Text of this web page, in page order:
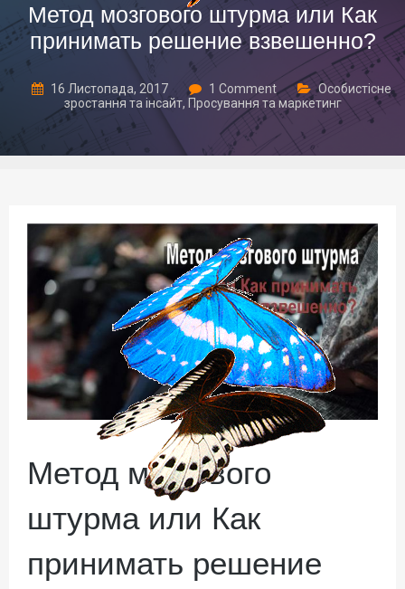
Метод мозгового штурма или Как
принимать решение взвешенно?
16 Листопада, 2017 1 Comment
Особистісне
зростання та інсайт, Просування та маркетинг
Метод мозгового
штурма или Как
принимать решение